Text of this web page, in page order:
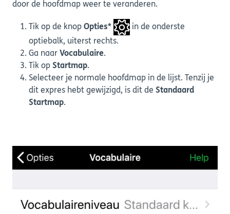
door de hoofdmap weer te veranderen.
Tik op de knop Opties*
in de onderste
optiebalk, uiterst rechts.
Ga naar Vocabulaire.
Tik op Startmap.
Selecteer je normale hoofdmap in de lijst. Tenzij je
dit expres hebt gewijzigd, is dit de Standaard
Startmap.